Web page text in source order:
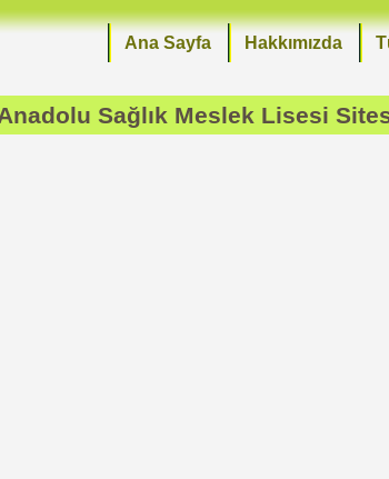
Hakkımızda
Ana Sayfa
Sağlık Meslek Lisesi